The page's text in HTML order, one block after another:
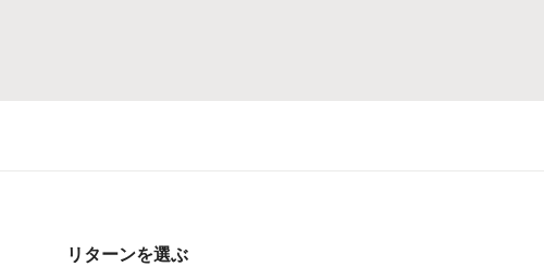
リターンを選ぶ